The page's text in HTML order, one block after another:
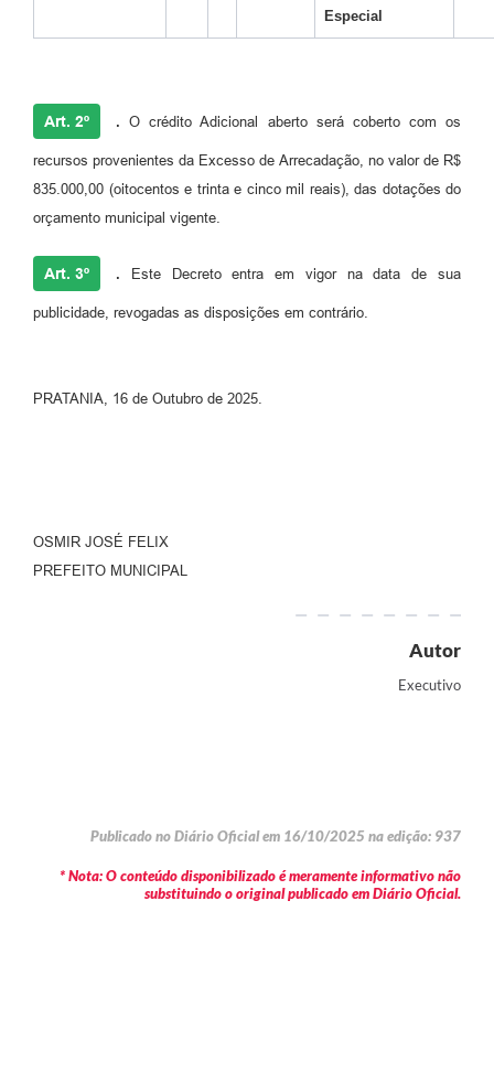
Especial
Art. 2º .O crédito Adicional aberto será coberto com os
recursos provenientes da Excesso de Arrecadação, no valor de R$
835.000,00 (oitocentos e trinta e cinco mil reais), das dotações do
orçamento municipal vigente.
Art. 3º . Este Decreto entra em vigor na data de sua
publicidade, revogadas as disposições em contrário.
PRATANIA, 16 de Outubro de 2025.
OSMIR JOSÉ FELIX
PREFEITO MUNICIPAL
Autor
Executivo
Publicado no Diário Oficial em 16/10/2025 na edição: 937
* Nota: O conteúdo disponibilizado é meramente informativo não
substituindo o original publicado em Diário Oficial.